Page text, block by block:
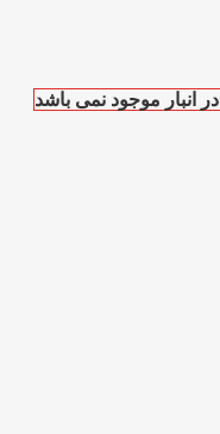
در انبار موجود نمی باشد